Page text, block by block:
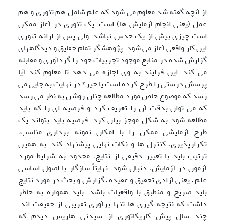
از آنچه گفته شد معلوم می شود که علم شامل هم تئوری و هم
عمل (یعنی انجام آزمایش ها) است. یک تئوری در آغاز ممکن
است چیزی بیش از یک حدس نباشد. ولی پس از ارائه تئوری
این کار واقعی آغاز می شود. پژوهشگر تمام حقایق و دیدگاههای
گزارش شده در منابع موجود تجربیات خود را گردآوری و مقابله
می کند. این فرایند به وی اجازه می دهد تا معلوم کند آیا
پرسش درستی را طرح کرده است یا خیر؟ در نهایت به جایی می
رسد که موضوع خاص مورد مطالعه چنان روشن به نظر می رسد
که می توان بدقت آن را تعریف کرد و فرضیه ای را که باید
مطالعه شود به شکل موجز بیان کرد. فرضیه باید بتواند یک
طرح آزمایشی ممکن را با امکان نمونه برداری مناسب،
تکرارپذیری، کنترل ها و نکات نهایی پیشنهاد کند. به همین
ترتیب باید با تغییر دقیقی از نتایج، محدود به شرایط مورد
آزمون در آزمایش، دنبال شود. نهایتاً سازگار با اصول اساسی
علم – یعنی آزادی تحقیق و عقیده – گزارش و بحث در مورد نتایج
باید صریح و منطبق با واقعیات باشد. باید همواره به خاطر
داشت که نتیجه گیری ها تنها برآوری تقریبی از حقیقت اند.
چند سال پیش کاریکاتوری از سیدنی هاریس دیدم که